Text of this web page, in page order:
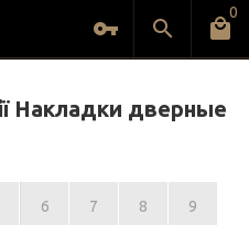
0
Накладки дверные
6 7 8 9